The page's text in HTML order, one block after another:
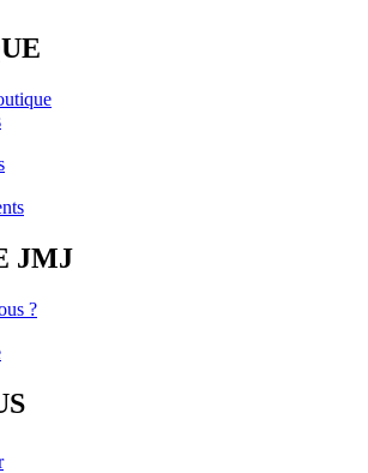
JMJ
?